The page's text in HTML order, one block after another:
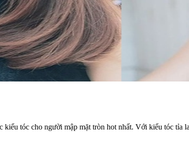
tóc cho người mập mặt tròn hot nhất. Với kiểu tóc tỉa